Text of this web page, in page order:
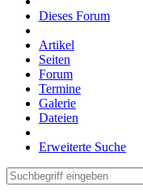
Dieses Forum
Artikel
Seiten
Forum
Termine
Galerie
Dateien
Erweiterte Suche